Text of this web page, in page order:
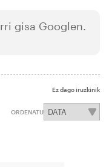
gisa Googlen.
Ez dago iruzkinik
ORDENATU